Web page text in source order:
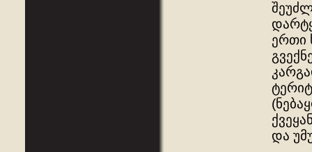
ერთი
და